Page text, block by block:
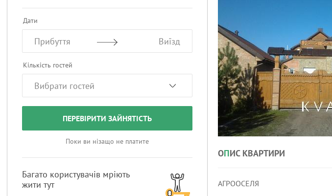
Дати
Прибуття Виїзд
Кількість гостей
ПЕРЕВІРИТИ ЗАЙНЯТІСТЬ
Поки ви нізащо не платите
Багато користувачів мріють
жити тут
ОПИС КВАРТИРИ
АГРООСЕЛЯ